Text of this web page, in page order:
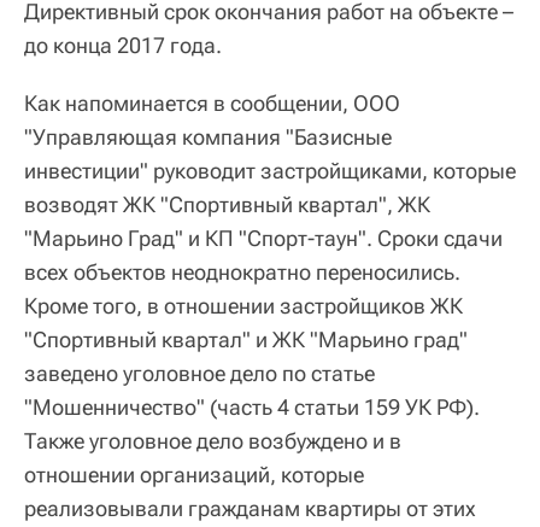
Директивный срок окончания работ на объекте –
до конца 2017 года.
Как напоминается в сообщении, ООО
"Управляющая компания "Базисные
инвестиции" руководит застройщиками, которые
возводят ЖК "Спортивный квартал", ЖК
"Марьино Град" и КП "Спорт-таун". Сроки сдачи
всех объектов неоднократно переносились.
Кроме того, в отношении застройщиков ЖК
"Спортивный квартал" и ЖК "Марьино град"
заведено уголовное дело по статье
"Мошенничество" (часть 4 статьи 159 УК РФ).
Также уголовное дело возбуждено и в
отношении организаций, которые
реализовывали гражданам квартиры от этих